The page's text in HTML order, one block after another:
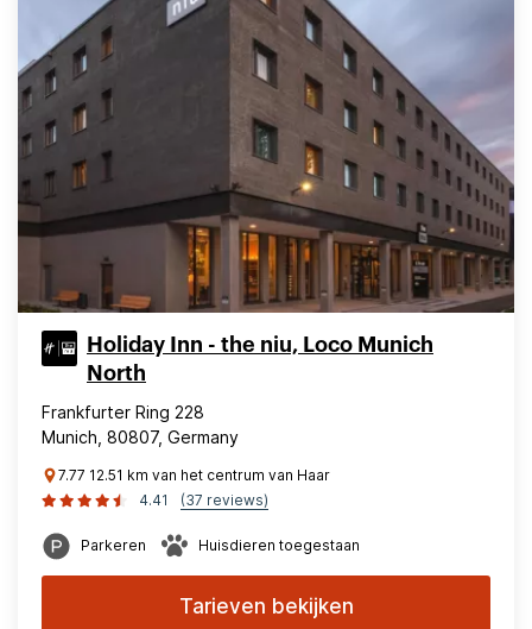
Holiday Inn - the niu, Loco Munich
North
Frankfurter Ring 228
Munich, 80807, Germany
7.77 12.51 km van het centrum van Haar
4.41
(37 reviews)
Parkeren Huisdieren toegestaan
Tarieven bekijken